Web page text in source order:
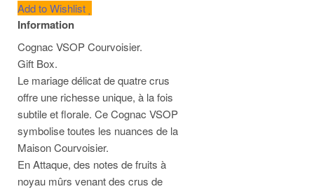
Add to Wishlist
Information
Cognac VSOP Courvoisier.
Gift Box.
Le mariage délicat de quatre crus
offre une richesse unique, à la fois
subtile et florale. Ce Cognac VSOP
symbolise toutes les nuances de la
Maison Courvoisier.
En Attaque, des notes de fruits à
noyau mûrs venant des crus de